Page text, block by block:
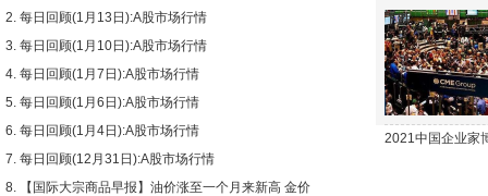
每日回顾(1月13日):A股市场行情
每日回顾(1月10日):A股市场行情
每日回顾(1月7日):A股市场行情
每日回顾(1月6日):A股市场行情
每日回顾(1月4日):A股市场行情
每日回顾(12月31日):A股市场行情
【国际大宗商品早报】油价涨至一个月来新高 金价
下跌
2021中国企业家